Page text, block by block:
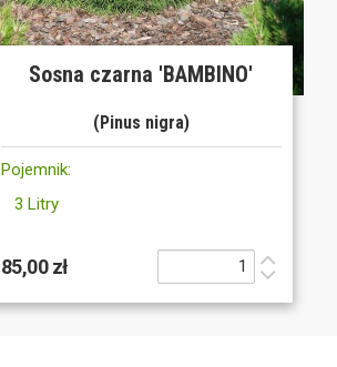
Sosna czarna 'BAMBINO'
(Pinus nigra)
Pojemnik:
3 Litry
85,00 zł